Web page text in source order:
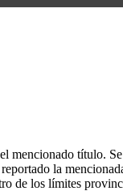
título.
la
de los límites